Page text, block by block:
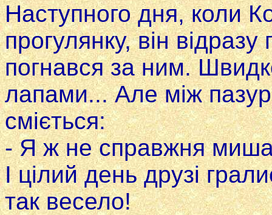
Наступного дня, коли
прогулянку, він
погнався за ним.
лапами... Але між
сміється:
- Я ж не справжня
I цілий день друзі
так весело!